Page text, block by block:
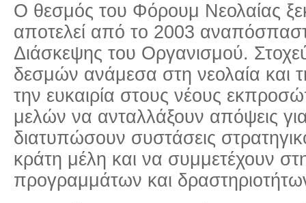
Ο θεσμός του Φόρουμ Νεολαίας
αποτελεί από το 2003
Διάσκεψης του Οργανισμού.
δεσμών ανάμεσα στη νεολαία και
την ευκαιρία στους νέους
μελών να ανταλλάξουν απόψεις
διατυπώσουν συστάσεις
κράτη μέλη και να συμμετέχουν
προγραμμάτων και